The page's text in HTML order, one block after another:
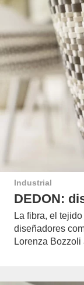
Industrial
DEDON:
La fibra, el
diseñadores
Lorenza